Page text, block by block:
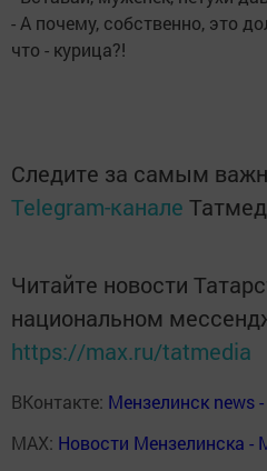
- А почему, собственно, это
что - курица?!
Следите за самым
Telegram-канале
Читайте новости
национальном
https://max.ru/tatmedia
ВКонтакте: Мензелинск news
MAX: Новости Мензелинска -